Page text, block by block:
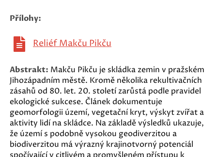
Přílohy:
Reliéf Makču Pikču
Abstrakt: Makču Pikču je skládka zemin v pražském
Jihozápadním městě. Kromě několika rekultivačních
zásahů od 80. let. 20. století zarůstá podle pravidel
ekologické sukcese. Článek dokumentuje
geomorfologii území, vegetační kryt, výskyt zvířat a
aktivity lidí na skládce. Na základě výsledků ukazuje,
že území s podobně vysokou geodiverzitou a
biodiverzitou má výrazný krajinotvorný potenciál
spočívající v citlivém a promyšleném přístupu k